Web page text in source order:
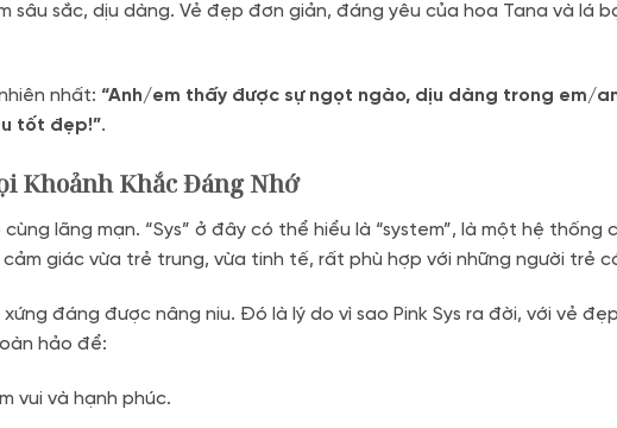
sắc, dịu dàng. Vẻ đẹp đơn giản, đáng yêu của hoa Tana và lá
nhất: “Anh/em thấy được sự ngọt ngào, dịu dàng trong em/
tốt đẹp!”.
Khoảnh Khắc Đáng Nhớ
lãng mạn. “Sys” ở đây có thể hiểu là “system”, là một hệ
giác vừa trẻ trung, vừa tinh tế, rất phù hợp với những người trẻ
đáng được nâng niu. Đó là lý do vì sao Pink Sys ra đời, với vẻ
hảo để:
vui và hạnh phúc.